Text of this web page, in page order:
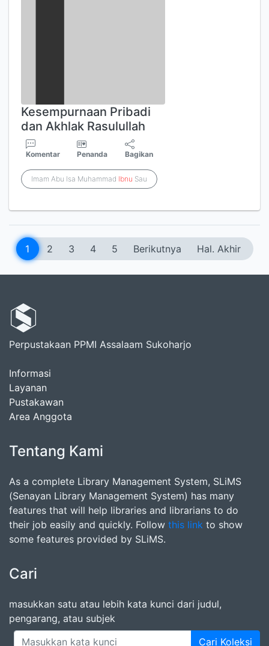
Kesempurnaan Pribadi
dan Akhlak Rasulullah
Komentar Penanda Bagikan
Imam Abu Isa Muhammad Ibnu Sau
1 2 3 4 5 Berikutnya Hal. Akhir
Perpustakaan PPMI Assalaam Sukoharjo
Informasi
Layanan
Pustakawan
Area Anggota
Tentang Kami
As a complete Library Management System, SLiMS
(Senayan Library Management System) has many
features that will help libraries and librarians to do
their job easily and quickly. Follow this link to show
some features provided by SLiMS.
Cari
masukkan satu atau lebih kata kunci dari judul,
pengarang, atau subjek
Cari Koleksi